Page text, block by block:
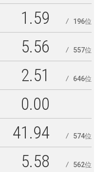
1.59 196位
5.56 557位
2.51 646位
0.00
41.94 574位
5.58 562位